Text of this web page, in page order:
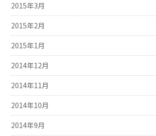
2015年3月
2015年2月
2015年1月
2014年12月
2014年11月
2014年10月
2014年9月